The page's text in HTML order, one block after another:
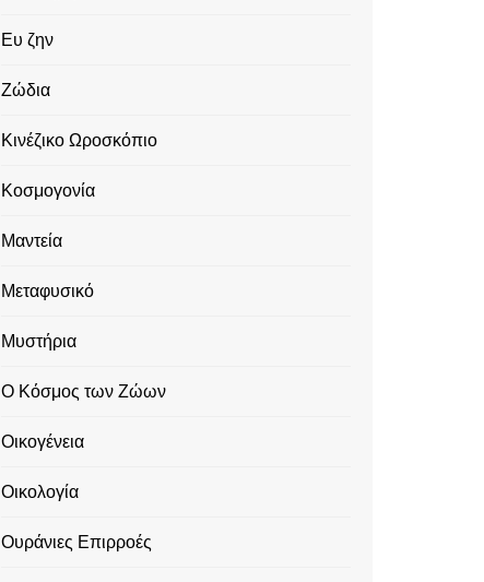
Ευ ζην
Ζώδια
Κινέζικο Ωροσκόπιο
Κοσμογονία
Μαντεία
Μεταφυσικό
Μυστήρια
Ο Κόσμος των Ζώων
Οικογένεια
Οικολογία
Ουράνιες Επιρροές